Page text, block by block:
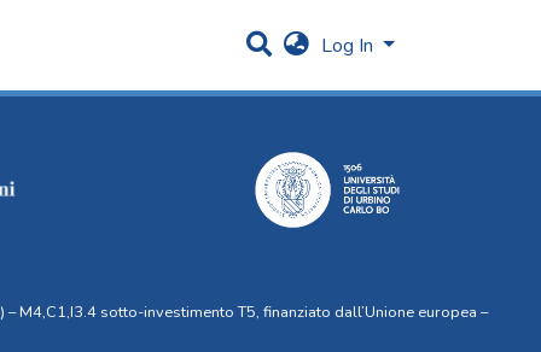
Log In
M4,C1,I3.4 sotto-investimento T5, finanziato dall’Unione europea –